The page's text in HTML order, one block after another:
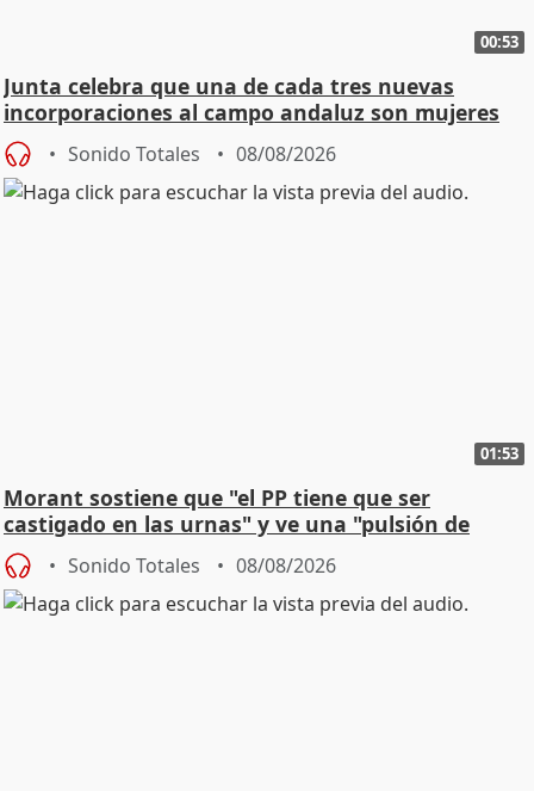
00:53
Junta celebra que una de cada tres nuevas
incorporaciones al campo andaluz son mujeres
jóvenes
Sonido Totales 08/08/2026
01:53
Morant sostiene que "el PP tiene que ser
castigado en las urnas" y ve una "pulsión de
cambio"
Sonido Totales 08/08/2026